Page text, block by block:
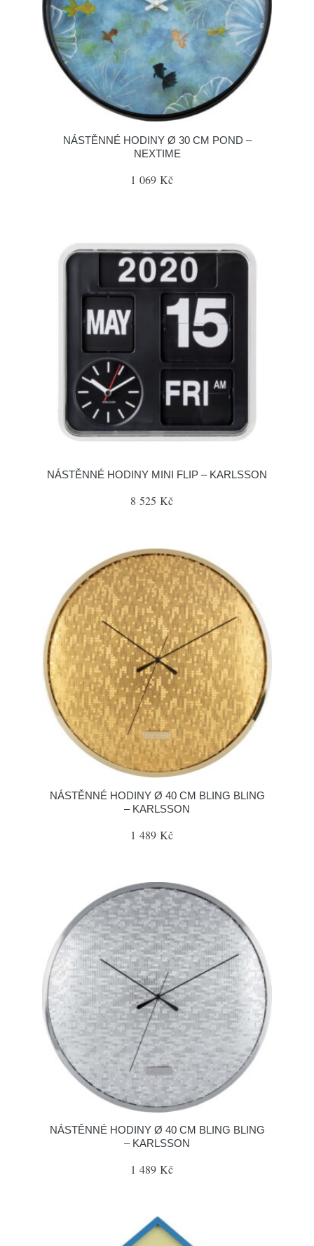
NÁSTĚNNÉ HODINY Ø 30 CM POND –
NEXTIME
1 069 Kč
NÁSTĚNNÉ HODINY MINI FLIP – KARLSSON
8 525 Kč
NÁSTĚNNÉ HODINY Ø 40 CM BLING BLING
– KARLSSON
1 489 Kč
NÁSTĚNNÉ HODINY Ø 40 CM BLING BLING
– KARLSSON
1 489 Kč